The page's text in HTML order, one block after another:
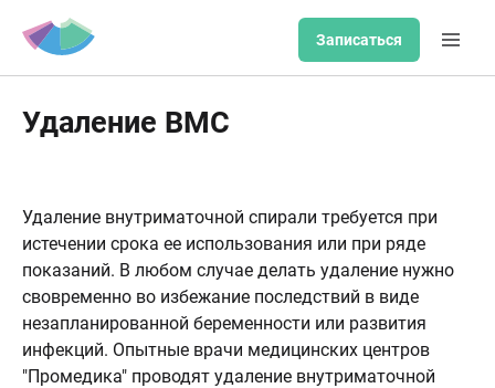
Записаться
Удаление ВМС
Удаление внутриматочной спирали требуется при
истечении срока ее использования или при ряде
показаний. В любом случае делать удаление нужно
свовременно во избежание последствий в виде
незапланированной беременности или развития
инфекций. Опытные врачи медицинских центров
"Промедика" проводят удаление внутриматочной